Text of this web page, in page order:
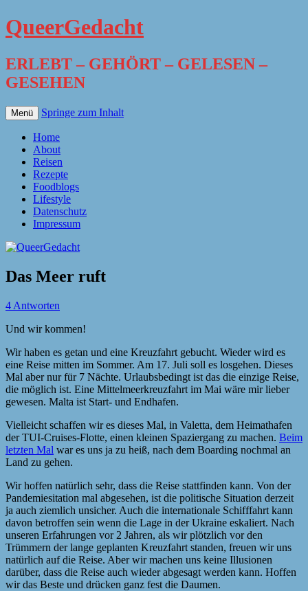
QueerGedacht
ERLEBT – GEHÖRT – GELESEN –
GESEHEN
Menü Springe zum Inhalt
Home
About
Reisen
Rezepte
Foodblogs
Lifestyle
Datenschutz
Impressum
Das Meer ruft
4 Antworten
Und wir kommen!
Wir haben es getan und eine Kreuzfahrt gebucht. Wieder wird es
eine Reise mitten im Sommer. Am 17. Juli soll es losgehen. Dieses
Mal aber nur für 7 Nächte. Urlaubsbedingt ist das die einzige Reise,
die möglich ist. Eine Mittelmeerkreuzfahrt im Mai wäre mir lieber
gewesen. Malta ist Start- und Endhafen.
Vielleicht schaffen wir es dieses Mal, in Valetta, dem Heimathafen
der TUI-Cruises-Flotte, einen kleinen Spaziergang zu machen. Beim
letzten Mal war es uns ja zu heiß, nach dem Boarding nochmal an
Land zu gehen.
Wir hoffen natürlich sehr, dass die Reise stattfinden kann. Von der
Pandemiesitation mal abgesehen, ist die politische Situation derzeit
ja auch ziemlich unsicher. Auch die internationale Schifffahrt kann
davon betroffen sein wenn die Lage in der Ukraine eskaliert. Nach
unseren Erfahrungen vor 2 Jahren, als wir plötzlich vor den
Trümmern der lange geplanten Kreuzfahrt standen, freuen wir uns
natürlich auf die Reise. Aber wir machen uns keine Illusionen
darüber, dass die Reise auch wieder abgesagt werden kann. Hoffen
wir das Beste und drücken ganz fest die Daumen.